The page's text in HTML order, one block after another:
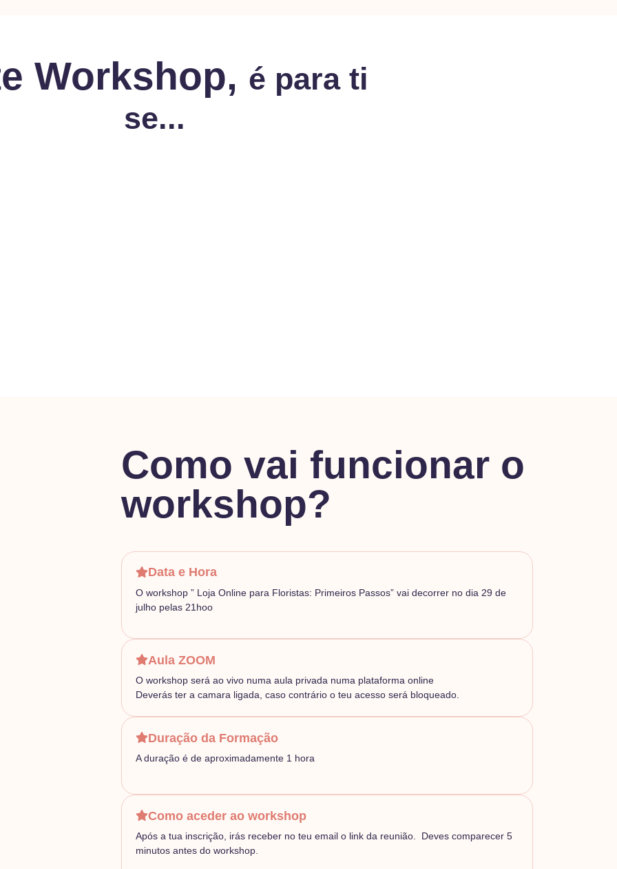
Workshop, é para ti
se...
Como vai funcionar o
workshop?
Data e Hora
O workshop ” Loja Online para Floristas: Primeiros Passos” vai decorrer no dia 29 de
julho pelas 21hoo
Aula ZOOM
O workshop será ao vivo numa aula privada numa plataforma online
Deverás ter a camara ligada, caso contrário o teu acesso será bloqueado.
Duração da Formação
A duração é de aproximadamente 1 hora
Como aceder ao workshop
Após a tua inscrição, irás receber no teu email o link da reunião. Deves comparecer 5
minutos antes do workshop.